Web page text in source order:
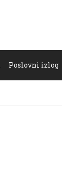
Poslovni izlog